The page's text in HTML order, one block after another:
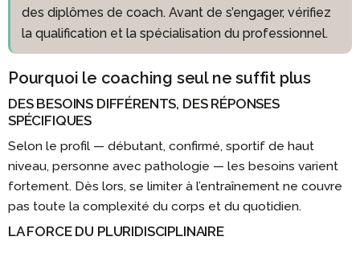
des diplômes de coach. Avant de s’engager, vérifiez
la qualification et la spécialisation du professionnel.
Pourquoi le coaching seul ne suffit plus
DES BESOINS DIFFÉRENTS, DES RÉPONSES
SPÉCIFIQUES
Selon le profil — débutant, confirmé, sportif de haut
niveau, personne avec pathologie — les besoins varient
fortement. Dès lors, se limiter à l’entraînement ne couvre
pas toute la complexité du corps et du quotidien.
LA FORCE DU PLURIDISCIPLINAIRE